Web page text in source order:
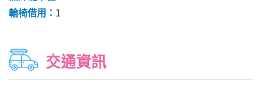
輪椅借用： 1
交通資訊